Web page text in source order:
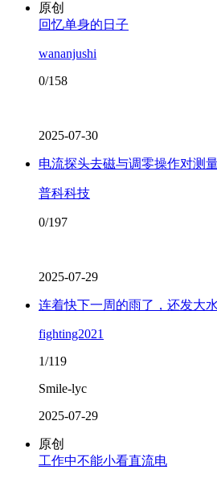
原创
回忆单身的日子
wananjushi
0/158
2025-07-30
电流探头去磁与调零操作对测
普科科技
0/197
2025-07-29
连着快下一周的雨了，还发大
fighting2021
1/119
Smile-lyc
2025-07-29
原创
工作中不能小看直流电